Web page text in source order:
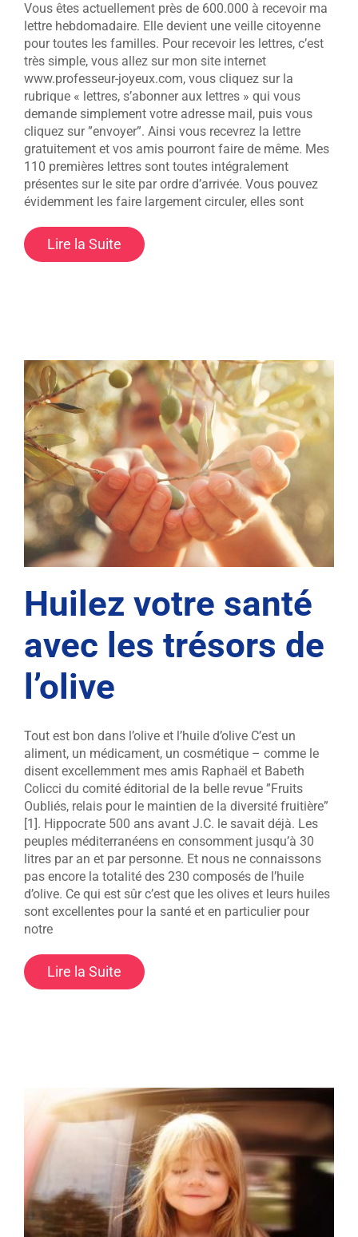
Vous êtes actuellement près de 600.000 à recevoir ma
lettre hebdomadaire. Elle devient une veille citoyenne
pour toutes les familles. Pour recevoir les lettres, c’est
très simple, vous allez sur mon site internet
www.professeur-joyeux.com, vous cliquez sur la
rubrique « lettres, s’abonner aux lettres » qui vous
demande simplement votre adresse mail, puis vous
cliquez sur ”envoyer”. Ainsi vous recevrez la lettre
gratuitement et vos amis pourront faire de même. Mes
110 premières lettres sont toutes intégralement
présentes sur le site par ordre d’arrivée. Vous pouvez
évidemment les faire largement circuler, elles sont
Lire la Suite
Huilez votre santé
avec les trésors de
l’olive
Tout est bon dans l’olive et l’huile d’olive C’est un
aliment, un médicament, un cosmétique – comme le
disent excellemment mes amis Raphaël et Babeth
Colicci du comité éditorial de la belle revue ”Fruits
Oubliés, relais pour le maintien de la diversité fruitière”
[1]. Hippocrate 500 ans avant J.C. le savait déjà. Les
peuples méditerranéens en consomment jusqu’à 30
litres par an et par personne. Et nous ne connaissons
pas encore la totalité des 230 composés de l’huile
d’olive. Ce qui est sûr c’est que les olives et leurs huiles
sont excellentes pour la santé et en particulier pour
notre
Lire la Suite